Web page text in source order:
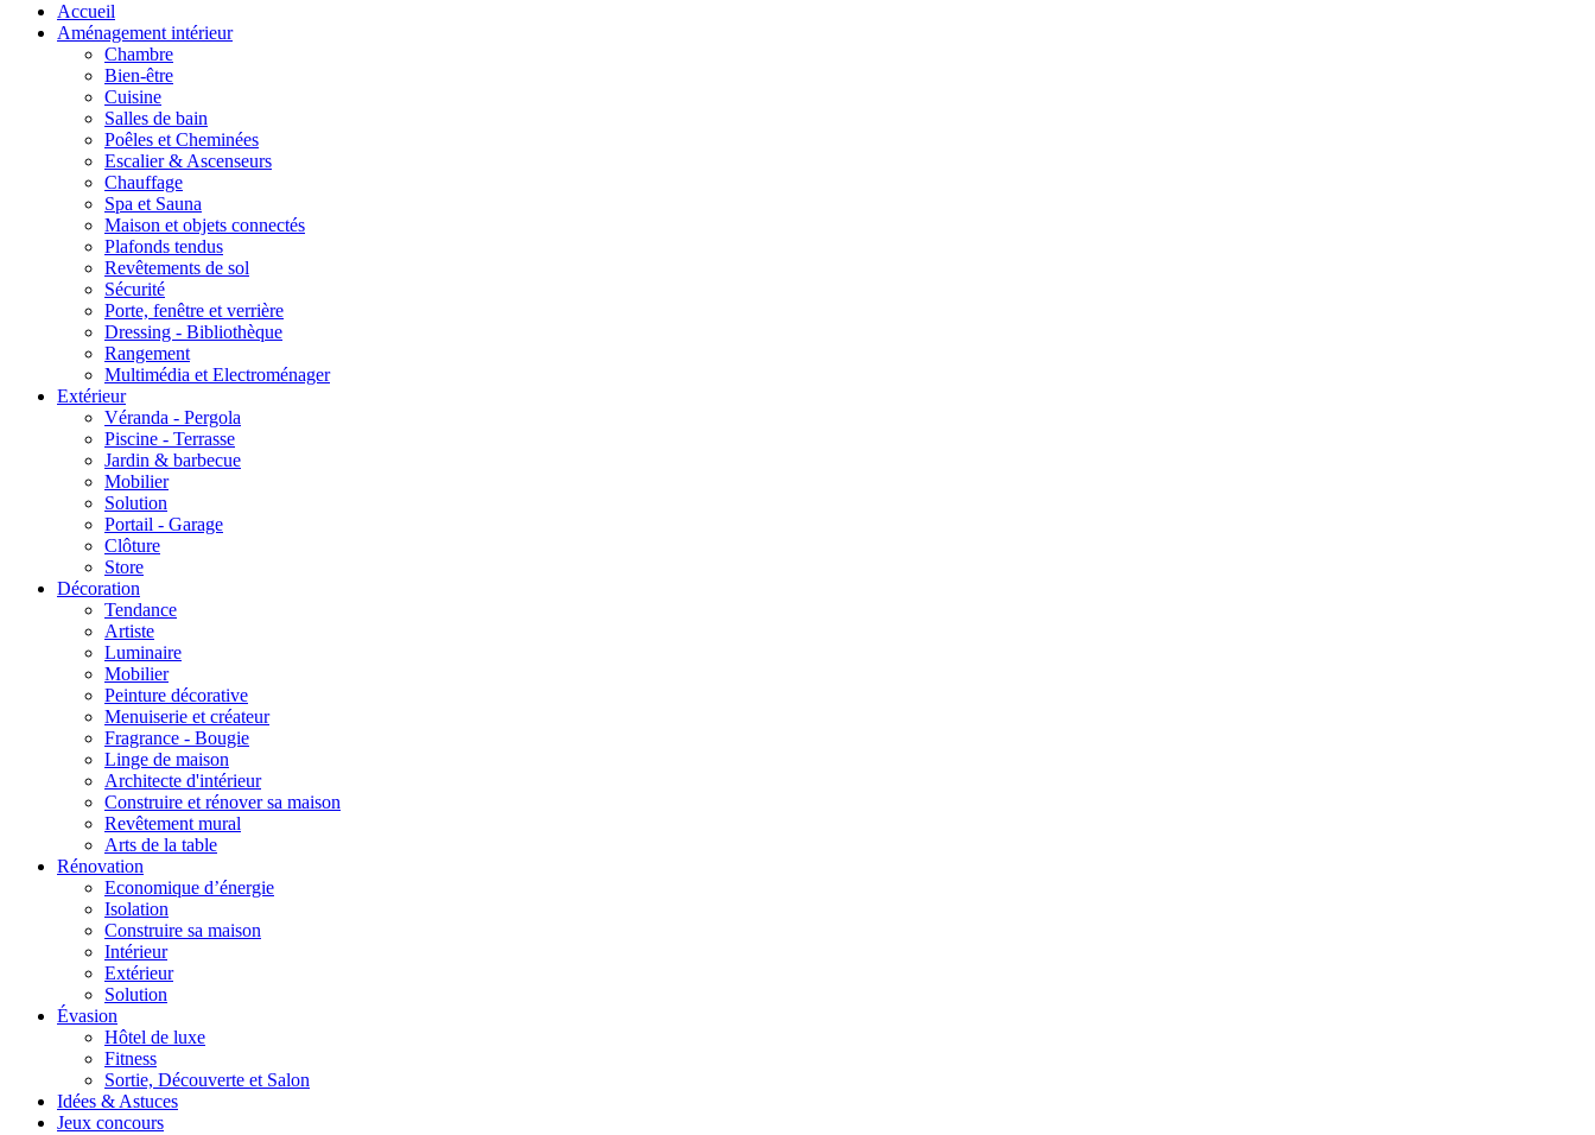
Accueil
Aménagement intérieur
Chambre
Bien-être
Cuisine
Salles de bain
Poêles et Cheminées
Escalier & Ascenseurs
Chauffage
Spa et Sauna
Maison et objets connectés
Plafonds tendus
Revêtements de sol
Sécurité
Porte, fenêtre et verrière
Dressing - Bibliothèque
Rangement
Multimédia et Electroménager
Extérieur
Véranda - Pergola
Piscine - Terrasse
Jardin & barbecue
Mobilier
Solution
Portail - Garage
Clôture
Store
Décoration
Tendance
Artiste
Luminaire
Mobilier
Peinture décorative
Menuiserie et créateur
Fragrance - Bougie
Linge de maison
Architecte d'intérieur
Construire et rénover sa maison
Revêtement mural
Arts de la table
Rénovation
Economique d’énergie
Isolation
Construire sa maison
Intérieur
Extérieur
Solution
Évasion
Hôtel de luxe
Fitness
Sortie, Découverte et Salon
Idées & Astuces
Jeux concours